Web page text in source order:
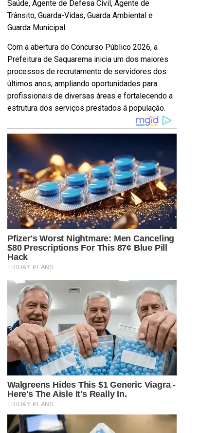
Saúde, Agente de Defesa Civil, Agente de
Trânsito, Guarda-Vidas, Guarda Ambiental e
Guarda Municipal.
Com a abertura do Concurso Público 2026, a
Prefeitura de Saquarema inicia um dos maiores
processos de recrutamento de servidores dos
últimos anos, ampliando oportunidades para
profissionais de diversas áreas e fortalecendo a
estrutura dos serviços prestados à população.